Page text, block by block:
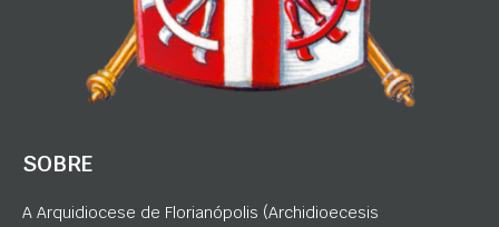
SOBRE
A Arquidiocese de Florianópolis (Archidioecesis